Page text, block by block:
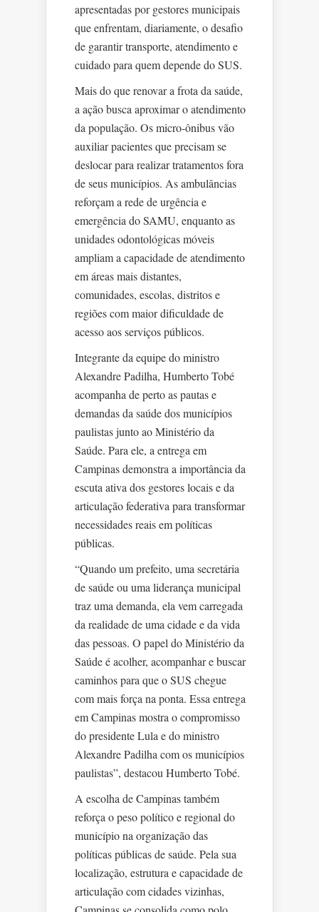
apresentadas por gestores municipais
que enfrentam, diariamente, o desafio
de garantir transporte, atendimento e
cuidado para quem depende do SUS.
Mais do que renovar a frota da saúde,
a ação busca aproximar o atendimento
da população. Os micro-ônibus vão
auxiliar pacientes que precisam se
deslocar para realizar tratamentos fora
de seus municípios. As ambulâncias
reforçam a rede de urgência e
emergência do SAMU, enquanto as
unidades odontológicas móveis
ampliam a capacidade de atendimento
em áreas mais distantes,
comunidades, escolas, distritos e
regiões com maior dificuldade de
acesso aos serviços públicos.
Integrante da equipe do ministro
Alexandre Padilha, Humberto Tobé
acompanha de perto as pautas e
demandas da saúde dos municípios
paulistas junto ao Ministério da
Saúde. Para ele, a entrega em
Campinas demonstra a importância da
escuta ativa dos gestores locais e da
articulação federativa para transformar
necessidades reais em políticas
públicas.
“Quando um prefeito, uma secretária
de saúde ou uma liderança municipal
traz uma demanda, ela vem carregada
da realidade de uma cidade e da vida
das pessoas. O papel do Ministério da
Saúde é acolher, acompanhar e buscar
caminhos para que o SUS chegue
com mais força na ponta. Essa entrega
em Campinas mostra o compromisso
do presidente Lula e do ministro
Alexandre Padilha com os municípios
paulistas”, destacou Humberto Tobé.
A escolha de Campinas também
reforça o peso político e regional do
município na organização das
políticas públicas de saúde. Pela sua
localização, estrutura e capacidade de
articulação com cidades vizinhas,